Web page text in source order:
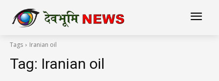
Tags Iranian oil
Tag: Iranian oil